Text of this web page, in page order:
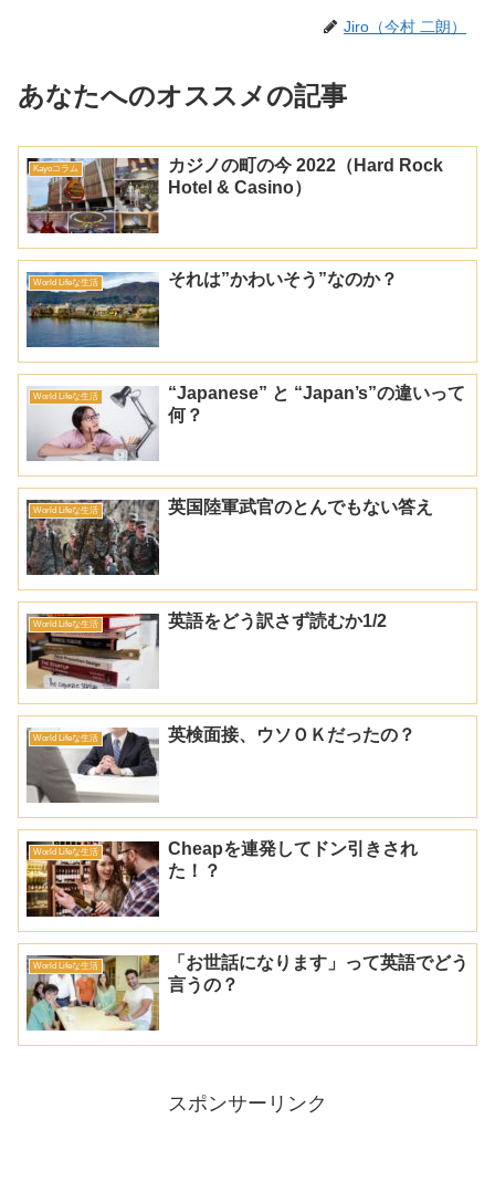
Jiro（今村 二朗）
あなたへのオススメの記事
Kayoコラム
カジノの町の今 2022（Hard Rock
Hotel & Casino）
World Lifeな生活 それは”かわいそう”なのか？
World Lifeな生活
“Japanese” と “Japan’s”の違いって
何？
World Lifeな生活 英国陸軍武官のとんでもない答え
World Lifeな生活 英語をどう訳さず読むか1/2
World Lifeな生活 英検面接、ウソＯＫだったの？
World Lifeな生活
Cheapを連発してドン引きされ
た！？
World Lifeな生活
「お世話になります」って英語でどう
言うの？
スポンサーリンク